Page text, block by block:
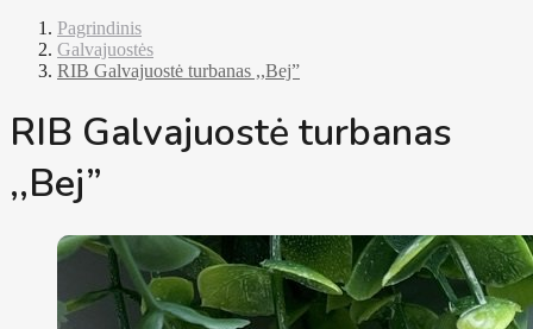
Pagrindinis
Galvajuostės
RIB Galvajuostė turbanas ,,Bej”
RIB Galvajuostė turbanas
,,Bej”